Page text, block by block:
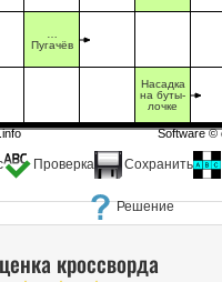
Проверка Сохранить
Решение
Пугачёв
Насадка
на буты-
лочке
Software ©
кроссворда